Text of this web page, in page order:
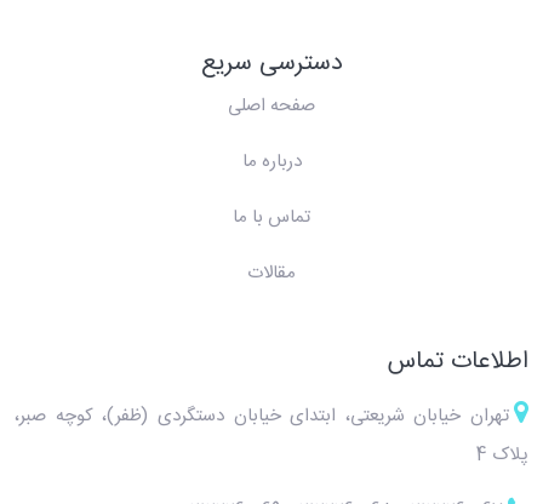
دسترسی سریع
صفحه اصلی
درباره ما
تماس با ما
مقالات
اطلاعات تماس
تهران خیابان شریعتی، ابتدای خیابان دستگردی (ظفر)، کوچه صبر،
پلاک 4